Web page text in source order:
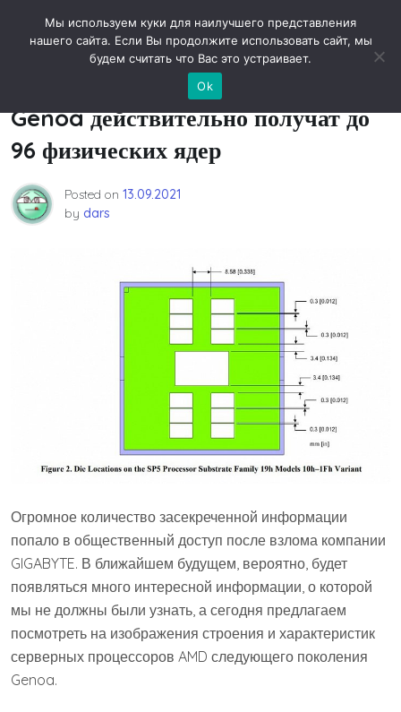
Новости технологий
Серверные процессоры AMD
Genoa действительно получат до
96 физических ядер
Posted on 13.09.2021
by dars
Огромное количество засекреченной информации
попало в общественный доступ после взлома компании
GIGABYTE. В ближайшем будущем, вероятно, будет
появляться много интересной информации, о которой
мы не должны были узнать, а сегодня предлагаем
посмотреть на изображения строения и характеристик
серверных процессоров AMD следующего поколения
Genoa.
Мы используем куки для наилучшего представления
нашего сайта. Если Вы продолжите использовать сайт, мы
будем считать что Вас это устраивает.
Ok